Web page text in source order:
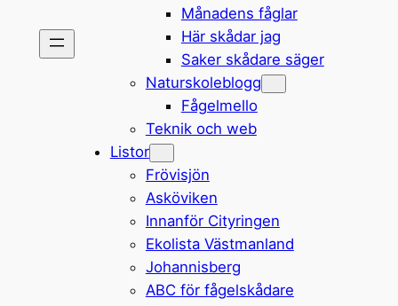
Månadens fåglar
Här skådar jag
Saker skådare säger
Naturskoleblogg
Fågelmello
Teknik och web
Listor
Frövisjön
Asköviken
Innanför Cityringen
Ekolista Västmanland
Johannisberg
ABC för fågelskådare